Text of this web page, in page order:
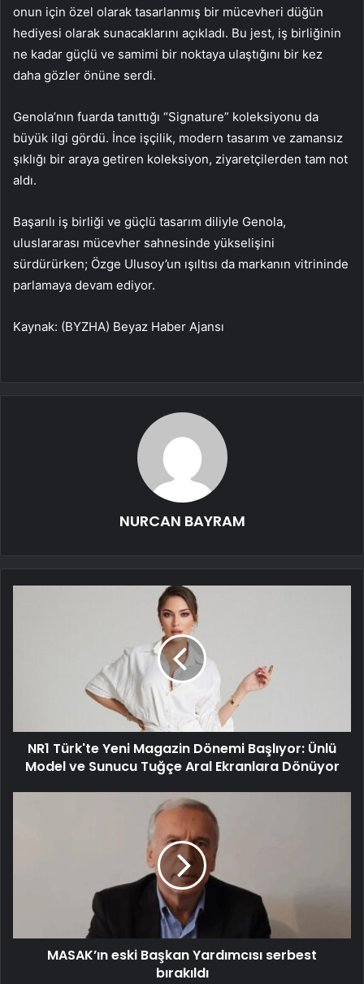
onun için özel olarak tasarlanmış bir mücevheri düğün
hediyesi olarak sunacaklarını açıkladı. Bu jest, iş birliğinin
ne kadar güçlü ve samimi bir noktaya ulaştığını bir kez
daha gözler önüne serdi.
Genola’nın fuarda tanıttığı “Signature” koleksiyonu da
büyük ilgi gördü. İnce işçilik, modern tasarım ve zamansız
şıklığı bir araya getiren koleksiyon, ziyaretçilerden tam not
aldı.
Başarılı iş birliği ve güçlü tasarım diliyle Genola,
uluslararası mücevher sahnesinde yükselişini
sürdürürken; Özge Ulusoy’un ışıltısı da markanın vitrininde
parlamaya devam ediyor.
Kaynak: (BYZHA) Beyaz Haber Ajansı
NURCAN BAYRAM
NR1 Türk'te Yeni Magazin Dönemi Başlıyor: Ünlü
Model ve Sunucu Tuğçe Aral Ekranlara Dönüyor
MASAK’ın eski Başkan Yardımcısı serbest
bırakıldı